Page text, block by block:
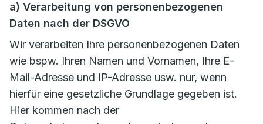
a) Verarbeitung von personenbezogenen
Daten nach der DSGVO
Wir verarbeiten Ihre personenbezogenen Daten
wie bspw. Ihren Namen und Vornamen, Ihre E-
Mail-Adresse und IP-Adresse usw. nur, wenn
hierfür eine gesetzliche Grundlage gegeben ist.
Hier kommen nach der